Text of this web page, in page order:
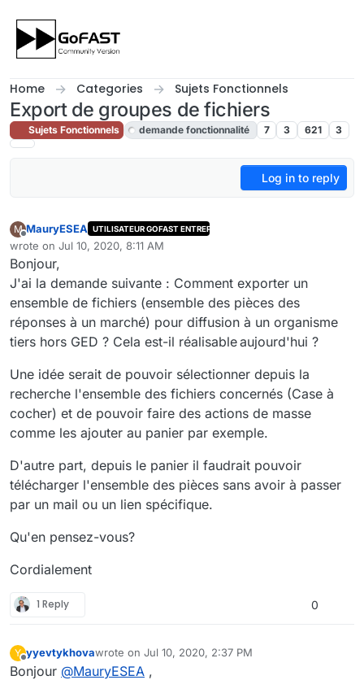
Home Categories Sujets Fonctionnels
Export de groupes de fichiers
Sujets Fonctionnels demande fonctionnalité 7 3 621 3
Log in to reply
M
Offline
MauryESEA UTILISATEUR GOFAST ENTREPRISE
wrote on Jul 10, 2020, 8:11 AM
last edited by cpotterJul 12, 2020, 1:49 PM
Bonjour,
J'ai la demande suivante : Comment exporter un
ensemble de fichiers (ensemble des pièces des
réponses à un marché) pour diffusion à un organisme
tiers hors GED ? Cela est-il réalisable aujourd'hui ?
Une idée serait de pouvoir sélectionner depuis la
recherche l'ensemble des fichiers concernés (Case à
cocher) et de pouvoir faire des actions de masse
comme les ajouter au panier par exemple.
D'autre part, depuis le panier il faudrait pouvoir
télécharger l'ensemble des pièces sans avoir à passer
par un mail ou un lien spécifique.
Qu'en pensez-vous?
Cordialement
1 Reply 0
Y
Offline
yyevtykhovawrote on Jul 10, 2020, 2:37 PM
last edited by cpotterJul 11, 2020, 10:21 PM
Bonjour @MauryESEA ,